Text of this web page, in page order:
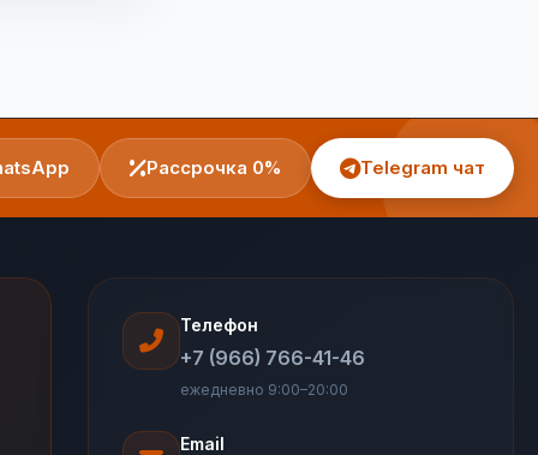
Рассрочка 0% Telegram чат
Телефон
+7 (966) 766-41-46
ежедневно 9:00–20:00
Email